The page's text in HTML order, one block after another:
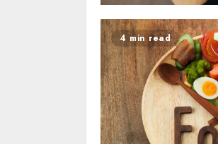
4 min read